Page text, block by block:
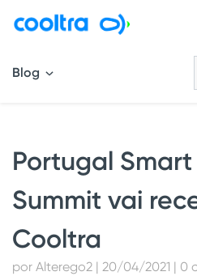
Blog
Portugal
Summit vai
Cooltra
por Alterego2 | 20/04/2021 | 0